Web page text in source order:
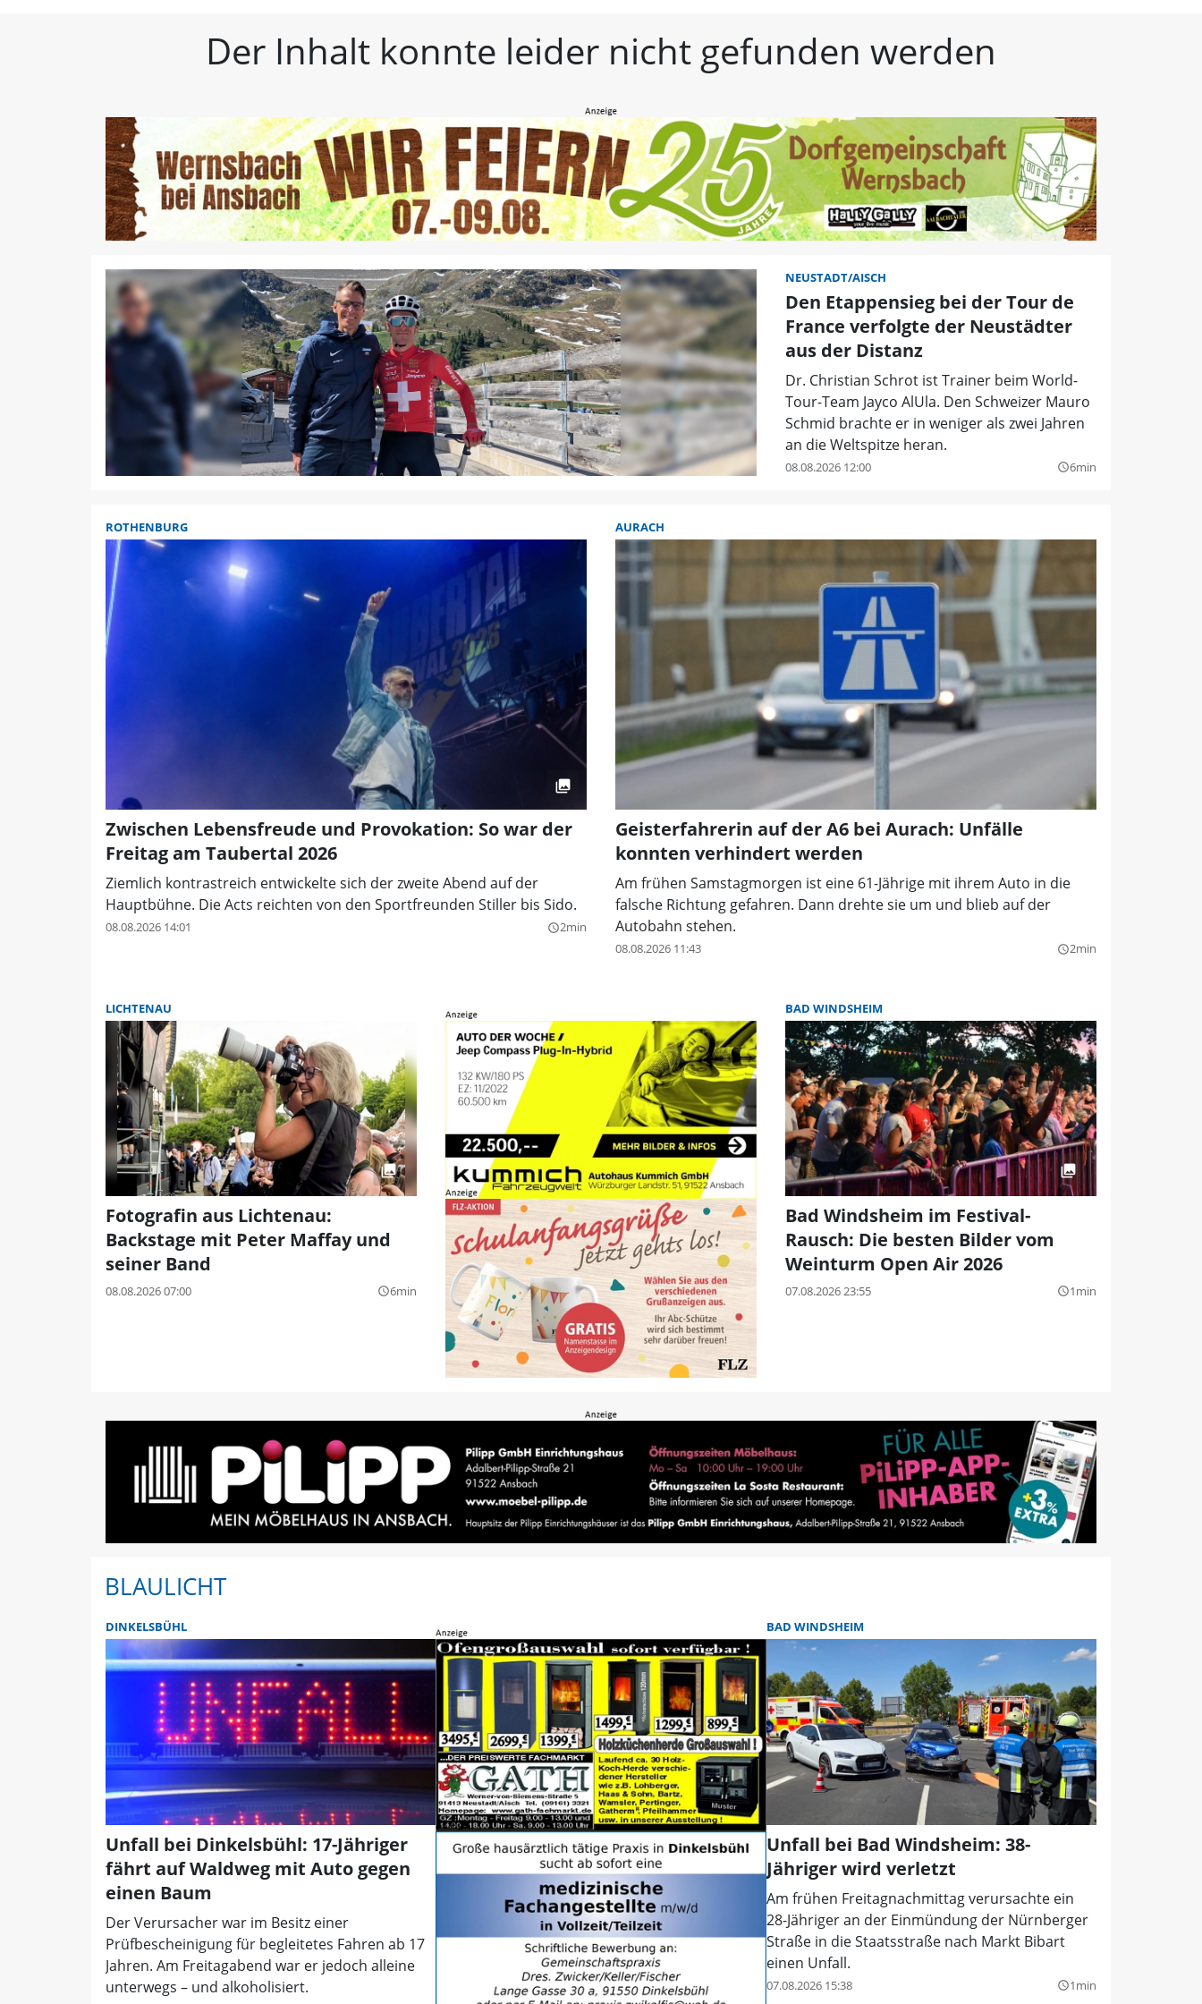
Der Inhalt konnte leider nicht gefunden werden
NEUSTADT/AISCH
Den Etappensieg bei der Tour de
France verfolgte der Neustädter
aus der Distanz
Dr. Christian Schrot ist Trainer beim World-
Tour-Team Jayco AlUla. Den Schweizer Mauro
Schmid brachte er in weniger als zwei Jahren
an die Weltspitze heran.
08.08.2026 12:00 query_builder6min
ROTHENBURG
Zwischen Lebensfreude und Provokation: So war der
Freitag am Taubertal 2026
Ziemlich kontrastreich entwickelte sich der zweite Abend auf der
Hauptbühne. Die Acts reichten von den Sportfreunden Stiller bis Sido.
08.08.2026 14:01 query_builder2min
AURACH
Geisterfahrerin auf der A6 bei Aurach: Unfälle
konnten verhindert werden
Am frühen Samstagmorgen ist eine 61-Jährige mit ihrem Auto in die
falsche Richtung gefahren. Dann drehte sie um und blieb auf der
Autobahn stehen.
08.08.2026 11:43 query_builder2min
LICHTENAU
Fotografin aus Lichtenau:
Backstage mit Peter Maffay und
seiner Band
08.08.2026 07:00 query_builder6min
BAD WINDSHEIM
Bad Windsheim im Festival-
Rausch: Die besten Bilder vom
Weinturm Open Air 2026
07.08.2026 23:55 query_builder1min
BLAULICHT
DINKELSBÜHL
Unfall bei Dinkelsbühl: 17-Jähriger
fährt auf Waldweg mit Auto gegen
einen Baum
Der Verursacher war im Besitz einer
Prüfbescheinigung für begleitetes Fahren ab 17
Jahren. Am Freitagabend war er jedoch alleine
unterwegs – und alkoholisiert.
BAD WINDSHEIM
Unfall bei Bad Windsheim: 38-
Jähriger wird verletzt
Am frühen Freitagnachmittag verursachte ein
28-Jähriger an der Einmündung der Nürnberger
Straße in die Staatsstraße nach Markt Bibart
einen Unfall.
07.08.2026 15:38 query_builder1min